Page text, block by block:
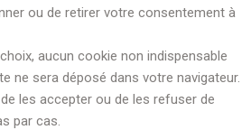
ou de retirer votre consentement à
aucun cookie non indispensable
ne sera déposé dans votre navigateur.
les accepter ou de les refuser de
par cas.